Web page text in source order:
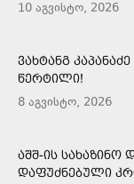
10 აგვისტო, 2026
ᲕᲐᲮᲢᲐᲜᲒ
ᲬᲔᲠᲢᲘᲚᲘ!
8 აგვისტო, 2026
ᲐᲨᲨ-ᲘᲡ ᲡᲐᲮᲐᲖᲘᲜᲝ
ᲓᲐᲤᲣᲫᲜᲔᲑᲣᲚᲘ